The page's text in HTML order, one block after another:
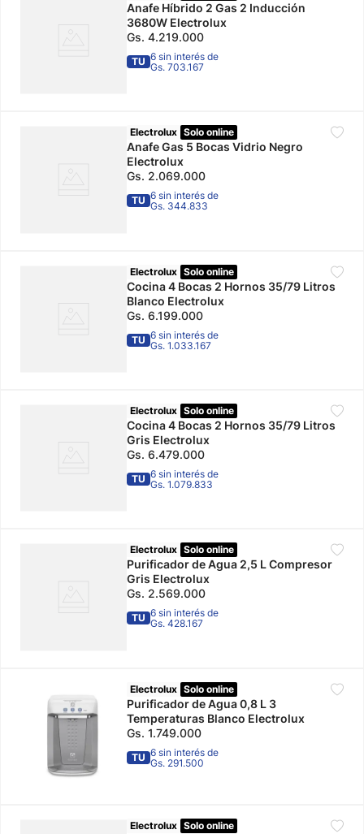
Anafe Híbrido 2 Gas 2 Inducción
3680W Electrolux
Gs. 4.219.000
TU 6 sin interés de
Gs. 703.167
Electrolux Solo online
Anafe Gas 5 Bocas Vidrio Negro
Electrolux
Gs. 2.069.000
TU 6 sin interés de
Gs. 344.833
Electrolux Solo online
Cocina 4 Bocas 2 Hornos 35/79 Litros
Blanco Electrolux
Gs. 6.199.000
TU 6 sin interés de
Gs. 1.033.167
Electrolux Solo online
Cocina 4 Bocas 2 Hornos 35/79 Litros
Gris Electrolux
Gs. 6.479.000
TU 6 sin interés de
Gs. 1.079.833
Electrolux Solo online
Purificador de Agua 2,5 L Compresor
Gris Electrolux
Gs. 2.569.000
TU 6 sin interés de
Gs. 428.167
Electrolux Solo online
Purificador de Agua 0,8 L 3
Temperaturas Blanco Electrolux
Gs. 1.749.000
TU 6 sin interés de
Gs. 291.500
Electrolux Solo online